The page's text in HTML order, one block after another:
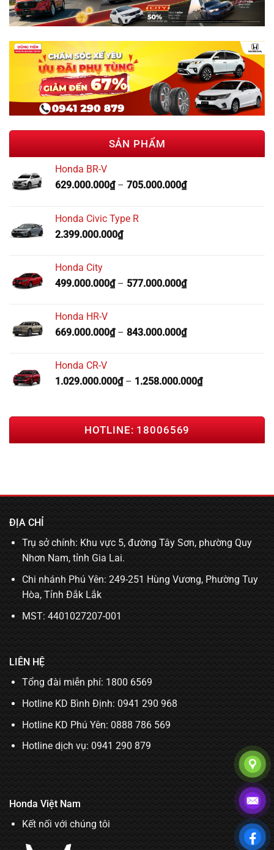
SẢN PHẨM
Honda BR-V
629.000.000₫– 705.000.000₫
Honda Civic Type R
2.399.000.000₫
Honda City
499.000.000₫– 577.000.000₫
Honda HR-V
669.000.000₫– 843.000.000₫
Honda CR-V
1.029.000.000₫– 1.258.000.000₫
HOTLINE: 18006569
ĐỊA CHỈ
Trụ sở chính: Khu vực 5, đường Tây Sơn, phường Quy
Nhơn Nam, tỉnh Gia Lai.
Chi nhánh Phú Yên: 249-251 Hùng Vương, Phường Tuy
Hòa, Tỉnh Đắk Lắk
MST: 4401027207-001
LIÊN HỆ
Tổng đài miễn phí: 1800 6569
Hotline KD Bình Định:0941 290 968
Hotline KD Phú Yên:0888 786 569
Hotline dịch vụ: 0941 290 879
Honda Việt Nam
Kết nối với chúng tôi